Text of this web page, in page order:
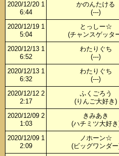
2020/12/20 1
6:44
かのんたける
(---)
2020/12/19 1
5:04
とっしー☆
(チャンスゲッタ
2020/12/13 1
6:52
わたりぐち
(---)
2020/12/13 1
6:32
わたりぐち
(---)
2020/12/12 2
2:17
ふくごろう
(りんご大好き)
2020/12/09 2
1:03
きみあき
(ハチミツ大好
2020/12/09 1
2:09
ノホーン☆
(ビッグワンダ